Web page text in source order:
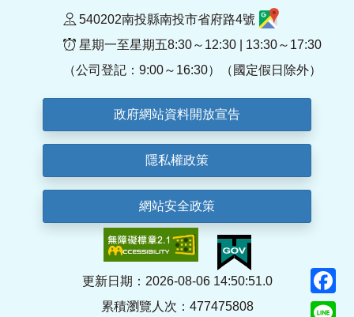
540202南投縣南投市省府路4號
星期一至星期五8:30～12:30 | 13:30～17:30
（公司登記：9:00～16:30）（國定假日除外）
政府網站資料開放宣告
隱私權政策
網站安全政策
更新日期：2026-08-06 14:50:51.0
累積瀏覽人次：477475808